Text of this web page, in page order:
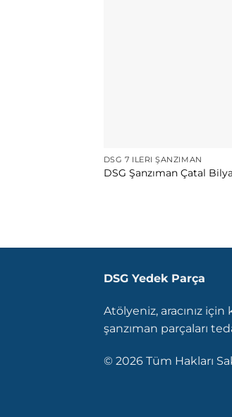
DSG 7 İLERI ŞANZIMAN
DSG Şanzıman Çatal
DSG Yedek Parça
Atölyeniz, aracınız için
şanzıman parçaları
© 2026 Tüm Hakları